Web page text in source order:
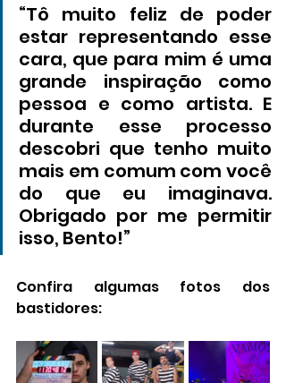
“Tô muito feliz de poder
estar representando esse
cara, que para mim é uma
grande inspiração como
pessoa e como artista. E
durante esse processo
descobri que tenho muito
mais em comum com você
do que eu imaginava.
Obrigado por me permitir
isso, Bento!”
Confira algumas fotos dos
bastidores: